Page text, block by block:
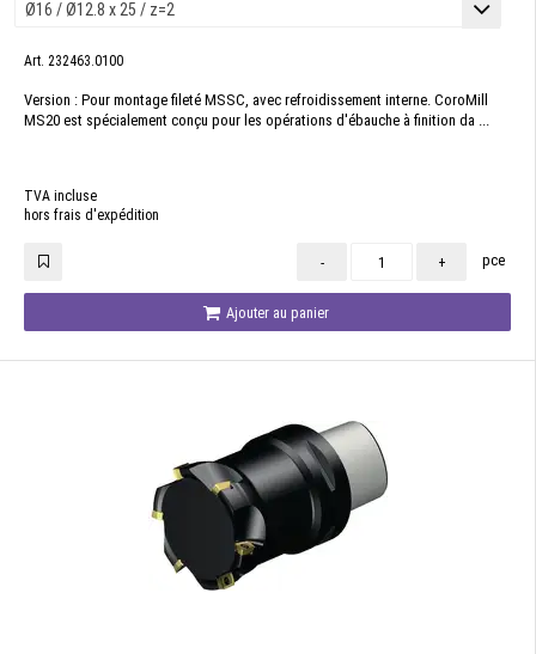
Art. 232463.0100
Version : Pour montage fileté MSSC, avec refroidissement interne. CoroMill
MS20 est spécialement conçu pour les opérations d'ébauche à finition da ...
TVA incluse
hors frais d'expédition
- + pce
Ajouter au panier